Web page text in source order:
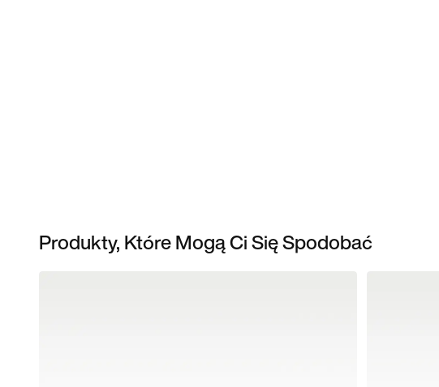
Produkty, Które Mogą Ci Się Spodobać